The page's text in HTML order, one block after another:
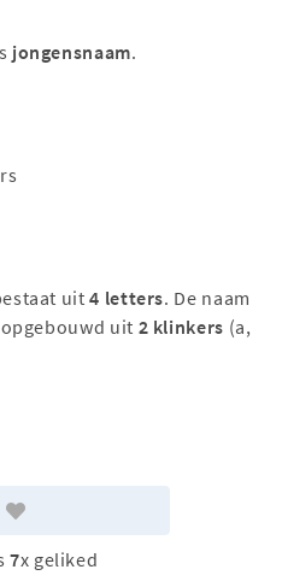
jongensnaam.
uit4 letters. De naam
uit 2 klinkers (a,
7x geliked